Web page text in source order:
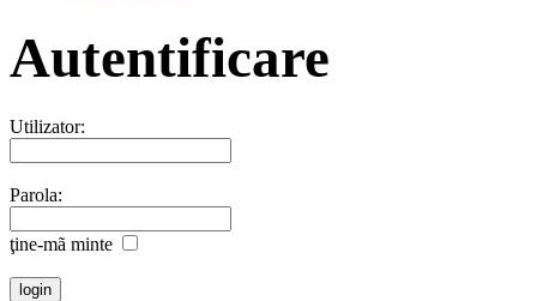
Autentificare
Utilizator:
Parola:
ţine-mã minte